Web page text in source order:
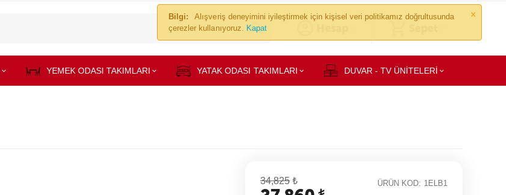
×
Bilgi:
Alışveriş deneyimini iyileştirmek için kişisel veri politikamız doğrultusunda
çerezler kullanıyoruz. Kapat
0
YEMEK ODASI TAKIMLARI YATAK ODASI TAKIMLARI DUVAR - TV ÜNİTELERİ
ÜRÜN KOD: 1ELB1
34,825 ₺